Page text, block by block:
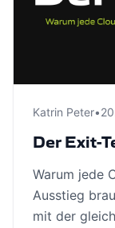
Katrin Peter•
Der Exit-
Warum jede
Ausstieg
mit der